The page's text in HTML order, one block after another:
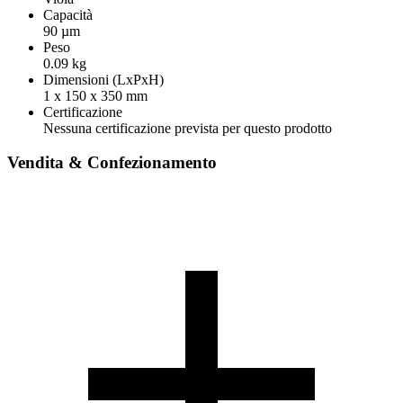
Capacità
90 µm
Peso
0.09 kg
Dimensioni (LxPxH)
1 x 150 x 350 mm
Certificazione
Nessuna certificazione prevista per questo prodotto
Vendita & Confezionamento